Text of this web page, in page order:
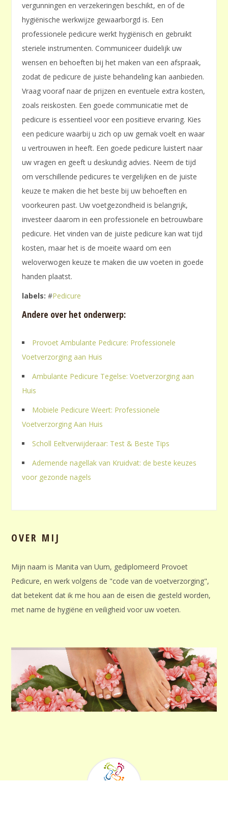
vergunningen en verzekeringen beschikt, en of de
hygiënische werkwijze gewaarborgd is. Een
professionele pedicure werkt hygiënisch en gebruikt
steriele instrumenten. Communiceer duidelijk uw
wensen en behoeften bij het maken van een afspraak,
zodat de pedicure de juiste behandeling kan aanbieden.
Vraag vooraf naar de prijzen en eventuele extra kosten,
zoals reiskosten. Een goede communicatie met de
pedicure is essentieel voor een positieve ervaring. Kies
een pedicure waarbij u zich op uw gemak voelt en waar
u vertrouwen in heeft. Een goede pedicure luistert naar
uw vragen en geeft u deskundig advies. Neem de tijd
om verschillende pedicures te vergelijken en de juiste
keuze te maken die het beste bij uw behoeften en
voorkeuren past. Uw voetgezondheid is belangrijk,
investeer daarom in een professionele en betrouwbare
pedicure. Het vinden van de juiste pedicure kan wat tijd
kosten, maar het is de moeite waard om een
weloverwogen keuze te maken die uw voeten in goede
handen plaatst.
labels: #Pedicure
Andere over het onderwerp:
Provoet Ambulante Pedicure: Professionele
Voetverzorging aan Huis
Ambulante Pedicure Tegelse: Voetverzorging aan
Huis
Mobiele Pedicure Weert: Professionele
Voetverzorging Aan Huis
Scholl Eeltverwijderaar: Test & Beste Tips
Ademende nagellak van Kruidvat: de beste keuzes
voor gezonde nagels
OVER MIJ
Mijn naam is Manita van Uum, gediplomeerd Provoet
Pedicure, en werk volgens de "code van de voetverzorging",
dat betekent dat ik me hou aan de eisen die gesteld worden,
met name de hygiëne en veiligheid voor uw voeten.